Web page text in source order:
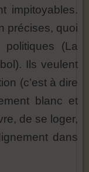
impitoyables.
précises, quoi
politiques (La
Ils veulent
(c’est à dire
blanc et
de se loger,
dans